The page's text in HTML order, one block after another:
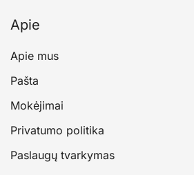
Apie
Apie mus
Pašta
Mokėjimai
Privatumo politika
Paslaugų tvarkymas